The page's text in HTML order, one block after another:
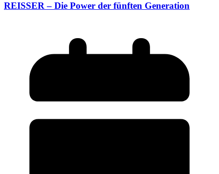
REISSER – Die Power der fünften Generation